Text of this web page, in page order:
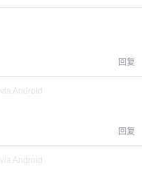
回复
via Android
回复
via Android